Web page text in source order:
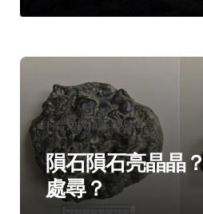
分
類：
科普文摘精選 地質學
隕石隕石亮晶晶
處尋？